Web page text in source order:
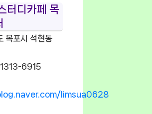
터디카페 목
목포시 석현동
6915
limsua0628